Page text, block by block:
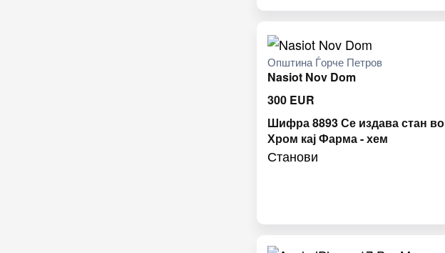
Општина Ѓорче Петров
Nasiot Nov Dom
300 EUR
Шифра 8893 Се издава стан во
Хром кај Фарма - хем
Станови